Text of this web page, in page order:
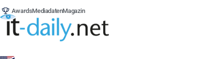
AwardsMediadatenMagazin